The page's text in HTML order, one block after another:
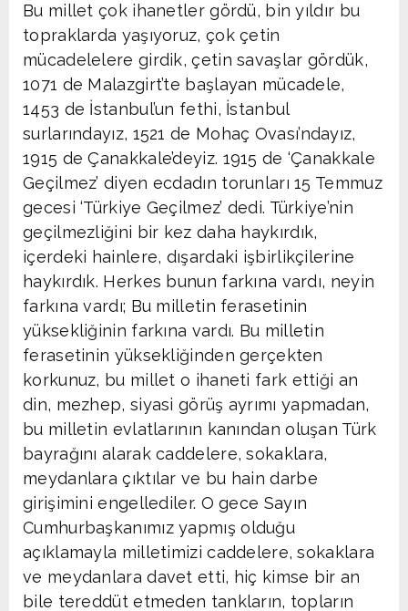
Bu millet çok ihanetler gördü, bin yıldır bu
topraklarda yaşıyoruz, çok çetin
mücadelelere girdik, çetin savaşlar gördük,
1071 de Malazgirt’te başlayan mücadele,
1453 de İstanbul’un fethi, İstanbul
surlarındayız, 1521 de Mohaç Ovası’ndayız,
1915 de Çanakkale’deyiz. 1915 de ‘Çanakkale
Geçilmez’ diyen ecdadın torunları 15 Temmuz
gecesi ‘Türkiye Geçilmez’ dedi. Türkiye’nin
geçilmezliğini bir kez daha haykırdık,
içerdeki hainlere, dışardaki işbirlikçilerine
haykırdık. Herkes bunun farkına vardı, neyin
farkına vardı; Bu milletin ferasetinin
yüksekliğinin farkına vardı. Bu milletin
ferasetinin yüksekliğinden gerçekten
korkunuz, bu millet o ihaneti fark ettiği an
din, mezhep, siyasi görüş ayrımı yapmadan,
bu milletin evlatlarının kanından oluşan Türk
bayrağını alarak caddelere, sokaklara,
meydanlara çıktılar ve bu hain darbe
girişimini engellediler. O gece Sayın
Cumhurbaşkanımız yapmış olduğu
açıklamayla milletimizi caddelere, sokaklara
ve meydanlara davet etti, hiç kimse bir an
bile tereddüt etmeden tankların, topların